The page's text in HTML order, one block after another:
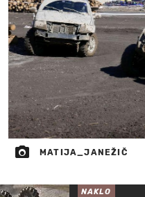
MATIJA_JANEŽIČ
NAKLO